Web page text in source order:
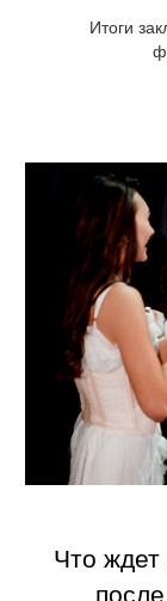
Итоги
Что